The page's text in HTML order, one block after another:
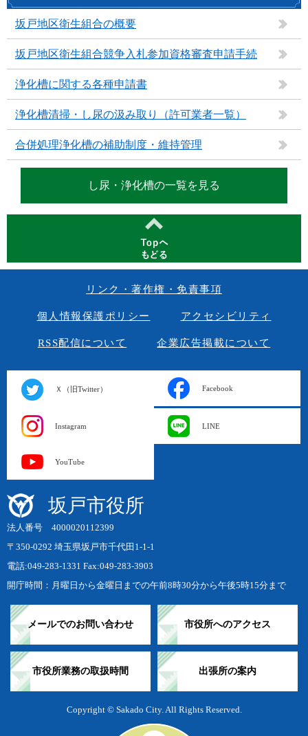
坂戸地区衛生組合の概要
坂戸地区衛生組合競争入札参加資格審査申請手続
浄化槽に関する各種申請書
浄化槽清掃・し尿の汲み取り（許可業者一覧）
合併処理浄化槽の補助制度・維持管理
し尿・浄化槽の一覧を見る
リンク・著作権・免責事項
個人情報保護ポリシー アクセシビリティ
RSS配信について 企業広告掲載について
Ｘ（旧Twitter） Facebook
Instagram LINE
YouTube
坂戸市役所
法人番号 4000020112399
〒350-0292 埼玉県坂戸市千代田1-1-1
電話:049-283-1331 Fax:049-283-3903
開庁時間：月曜日から金曜日までの午前8時30分から午後5時15分まで
メールでのお問い合わせ 市役所へのアクセス
市役所業務の取扱時間 出張所の案内
Copyright © Sakado City. All Rights Reserved.